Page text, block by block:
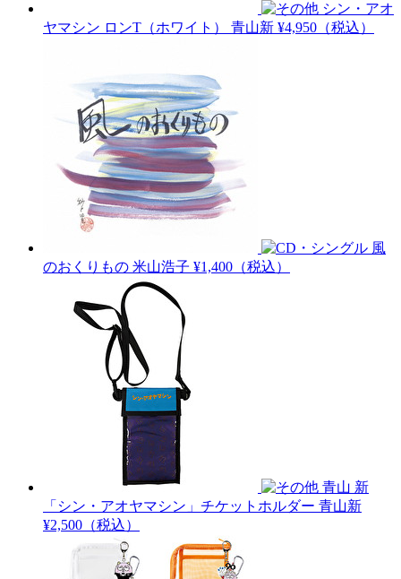
シン・アオ
ヤマシン ロンT（ホワイト） 青山新 ¥4,950（税込）
風
のおくりもの 米山浩子 ¥1,400（税込）
青山 新
「シン・アオヤマシン」チケットホルダー 青山新
¥2,500（税込）